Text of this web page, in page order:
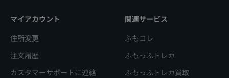
マイアカウント
住所変更
注文履歴
カスタマーサポートに連絡
関連サービス
ふもコレ
ふもっふトレカ
ふもっふトレカ買取